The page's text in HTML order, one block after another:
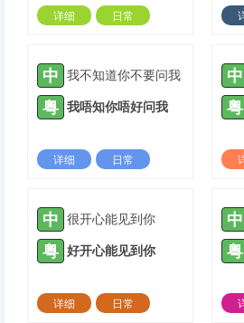
详细
日常
中 我不知道你不要问我
粤 我唔知你唔好问我
详细
日常
中
粤
中 很开心能见到你
粤 好开心能见到你
详细
日常
中
粤